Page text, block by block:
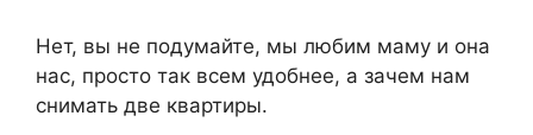
Нет, вы не подумайте, мы любим маму и она
нас, просто так всем удобнее, а зачем нам
снимать две квартиры.